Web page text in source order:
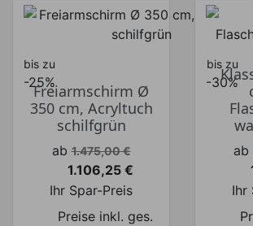
bis zu
-25%
Freiarmschirm Ø
350 cm, Acryltuch
schilfgrün
Verkaufspreis
ab 1.475,00 €
Preis
1.106,25 €
Ihr Spar-Preis
Preise inkl. ges.
bis zu
-30%
ab
Ihr